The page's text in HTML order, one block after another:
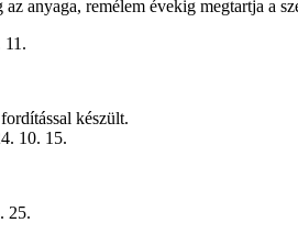
anyaga, remélem évekig megtartja a
11.
készült.
10. 15.
25.